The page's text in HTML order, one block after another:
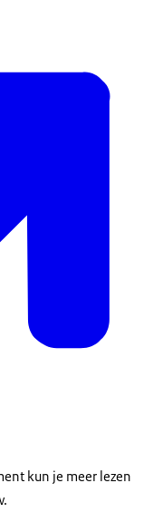
kun je meer lezen